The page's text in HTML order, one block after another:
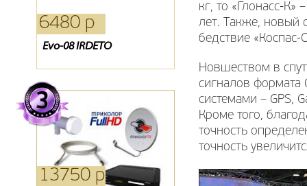
6480 р
Evo-08 IRDETO
3730 р
CAM-модуль Телекарта
2310 р
Антенна 3G
13750 р
6590 р
1160 р
кг, то «Глонасс-К»
лет. Также, новый
бедствие «Коспас-
Новшеством в
сигналов формата
системами – GPS,
Кроме того,
точность
точность